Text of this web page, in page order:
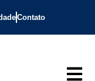
Contato